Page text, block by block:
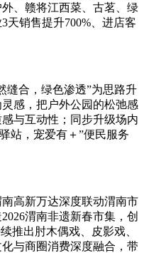
、赣将江西菜、古茗、绿
天销售提升700%、进店客
缝合，绿色渗透”为思路升
感，把户外公园的松弛感
与互动性；同步升级场内
站，宠爱有＋”便民服务
高新万达深度联动渭南市
渭南非遗新春市集，创
推出肘木偶戏、皮影戏、
与商圈消费深度融合，带